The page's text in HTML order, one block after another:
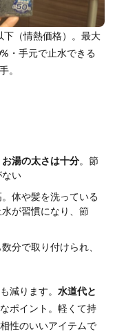
下（情熱価格）。最大
・手元で止水できる
。
湯の太さは十分。節
い
体や髪を洗っている
が習慣になり、節
分で取り付けられ、
減ります。 水道代と
ポイント。軽くて持
性のいいアイテムで